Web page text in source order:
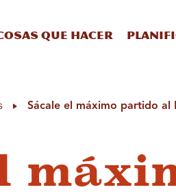
que hacer
Sácale el máximo partido al